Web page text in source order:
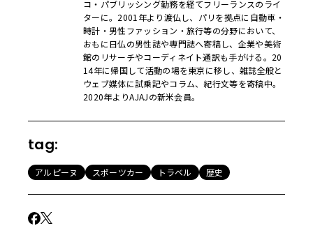
コ・パブリッシング勤務を経てフリーランスのライ
ターに。2001年より渡仏し、パリを拠点に自動車・
時計・男性ファッション・旅行等の分野において、
おもに日仏の男性誌や専門誌へ寄稿し、企業や美術
館のリサーチやコーディネイト通訳も手がける。20
14年に帰国して活動の場を東京に移し、雑誌全般と
ウェブ媒体に試乗記やコラム、紀行文等を寄稿中。
2020年よりAJAJの新米会員。
tag:
アルピーヌ スポーツカー トラベル 歴史